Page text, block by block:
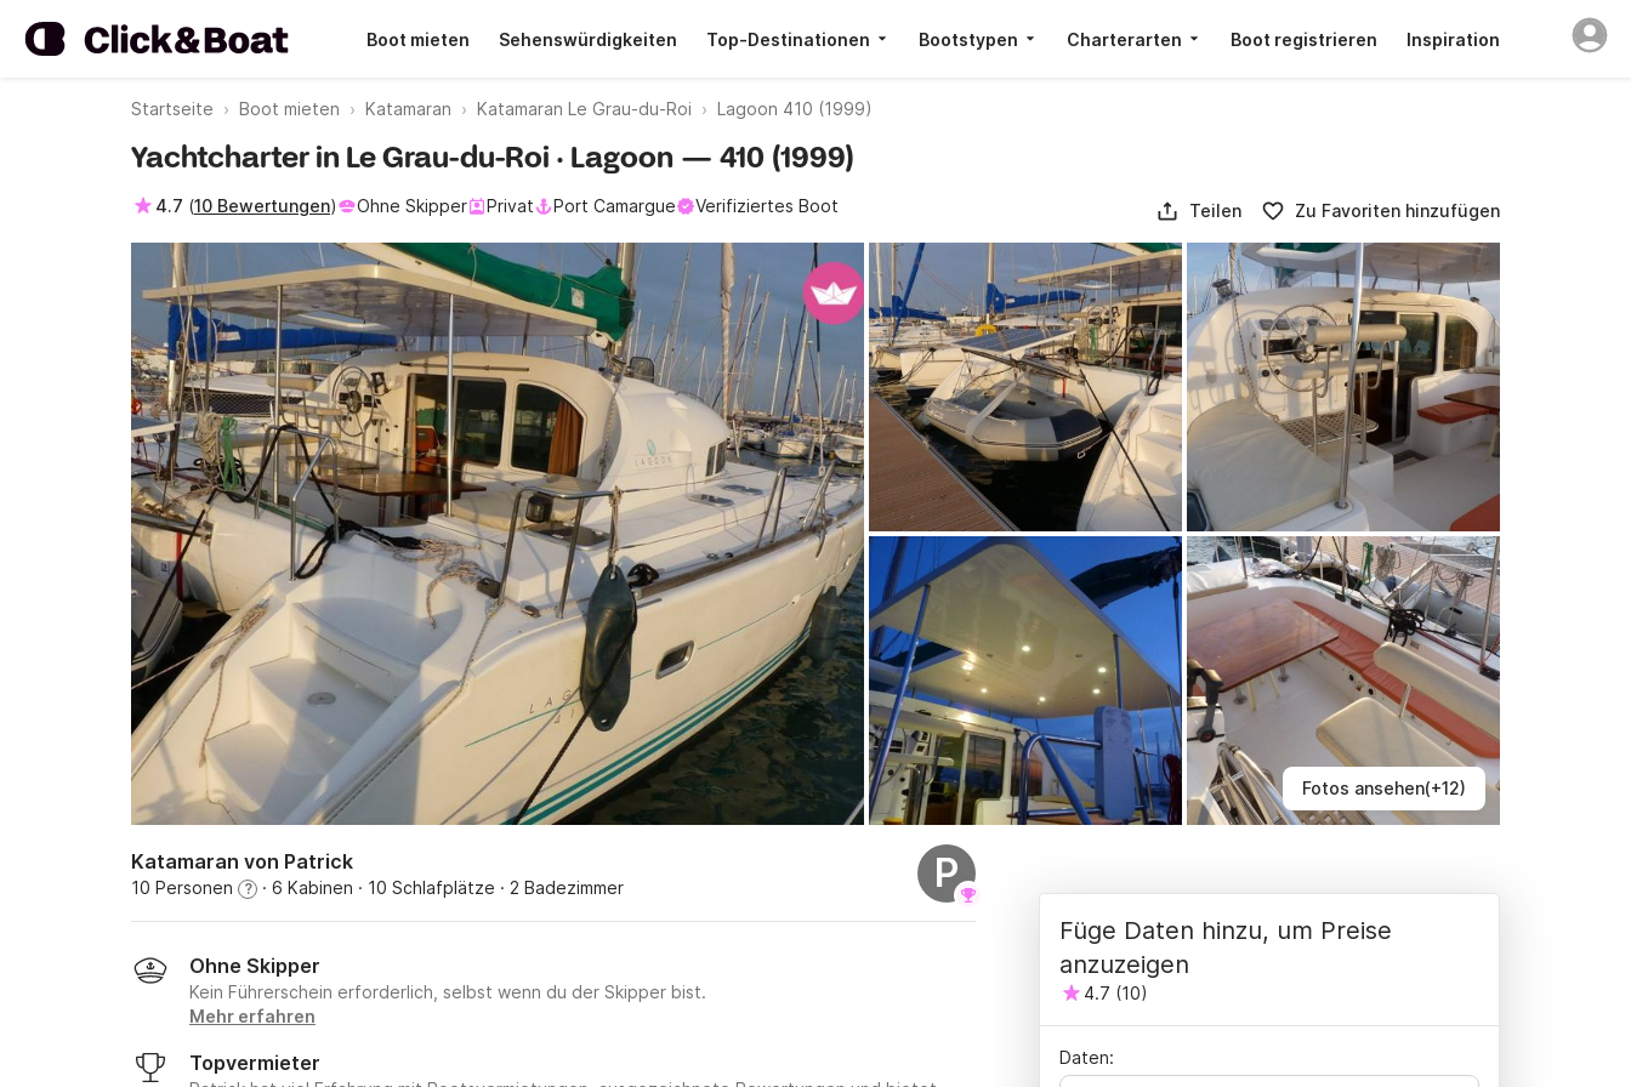
Boot mieten Sehenswürdigkeiten Top-Destinationen Bootstypen Charterarten Boot registrieren Inspiration
Startseite Boot mieten Katamaran Katamaran Le Grau-du-Roi Lagoon 410 (1999)
Fotos ansehen(+12)
Yachtcharter in Le Grau-du-Roi · Lagoon — 410 (1999)
4.7 (10 Bewertungen) Ohne Skipper Privat Port Camargue Verifiziertes Boot Teilen Zu Favoriten hinzufügen
Katamaran von Patrick
10 Personen ? · 6 Kabinen · 10 Schlafplätze · 2 Badezimmer P
Ohne Skipper
Kein Führerschein erforderlich, selbst wenn du der Skipper bist.
Mehr erfahren
Topvermieter
Füge Daten hinzu, um Preise
anzuzeigen
4.7 (10)
Daten: